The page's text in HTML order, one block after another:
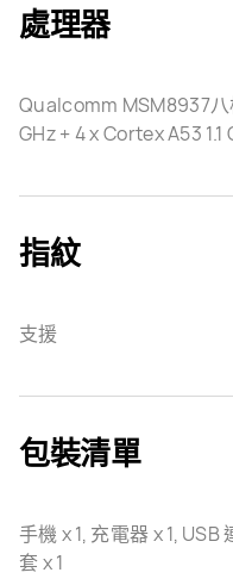
處理器
Qualcomm MSM8937
GHz + 4 x Cortex A53 1.1
指紋
支援
包裝清單
手機 x 1, 充電器 x 1, USB
套 x 1